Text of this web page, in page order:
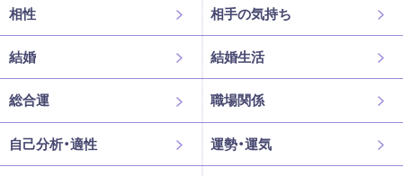
相性 相手の気持ち
結婚 結婚生活
総合運 職場関係
自己分析・適性 運勢・運気